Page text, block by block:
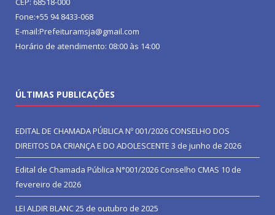
Fone:+55 94 8433-068
E-mail:Prefeituramsja@gmail.com
Horário de atendimento: 08:00 às 14:00
ÚLTIMAS PUBLICAÇÕES
EDITAL DE CHAMADA PÚBLICA Nº 001/2026 CONSELHO DOS
DIREITOS DA CRIANÇA E DO ADOLESCENTE 3 de junho de 2026
Edital de Chamada Pública N°001/2026 Conselho CMAS 10 de
fevereiro de 2026
LEI ALDIR BLANC25 de outubro de 2025